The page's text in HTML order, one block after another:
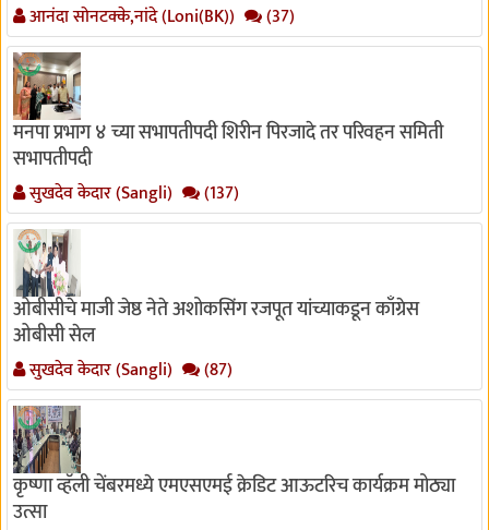
आनंदा सोनटक्के,नांदे (Loni(BK)) (37)
मनपा प्रभाग ४ च्या सभापतीपदी शिरीन पिरजादे तर परिवहन समिती
सभापतीपदी
सुखदेव केदार (Sangli) (137)
ओबीसीचे माजी जेष्ठ नेते अशोकसिंग रजपूत यांच्याकडून काँग्रेस
ओबीसी सेल
सुखदेव केदार (Sangli) (87)
कृष्णा व्हॅली चेंबरमध्ये एमएसएमई क्रेडिट आऊटरिच कार्यक्रम मोठ्या
उत्सा